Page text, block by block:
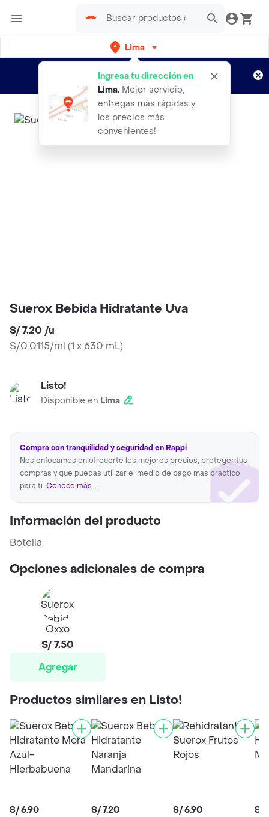
Lima
Ingresa tu dirección en
Lima. Mejor servicio,
entregas más rápidas y
los precios más
convenientes!
envíos gratis por semanas
Aplican TyC
Suerox Bebida Hidratante Uva
S/ 7.20 /u
S/0.0115/ml (1 x 630 mL)
Listo!
Disponible en Lima
Compra con tranquilidad y seguridad en Rappi
Nos enfocamos en ofrecerte los mejores precios, proteger tus
compras y que puedas utilizar el medio de pago más practico
para ti. Conoce más...
Información del producto
Botella.
Opciones adicionales de compra
Oxxo
S/ 7.50
Agregar
Productos similares en Listo!
S/ 6.90 S/ 7.20 S/ 6.90 S/